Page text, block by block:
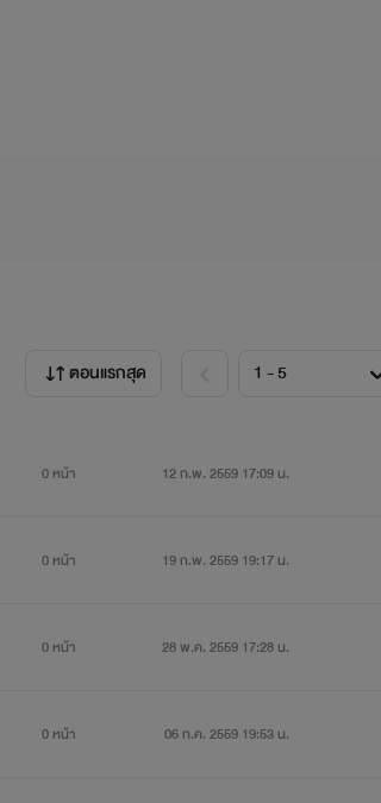
สงสัยว่าตนมีปัญหาทางจิตเหตุเพราะผิดหวัง
...คนที่ทำให้เขาตกหลุมรักตั้งแต่แรกพบ
ยชื่อดังในกรุงอัมสเตอร์ดัม ...เพื่อนของ
ตอนแรกสุด
0 หน้า 12 ก.พ. 2559 17:09 น.
0 หน้า 19 ก.พ. 2559 19:17 น.
0 หน้า 28 พ.ค. 2559 17:28 น.
0 หน้า 06 ก.ค. 2559 19:53 น.